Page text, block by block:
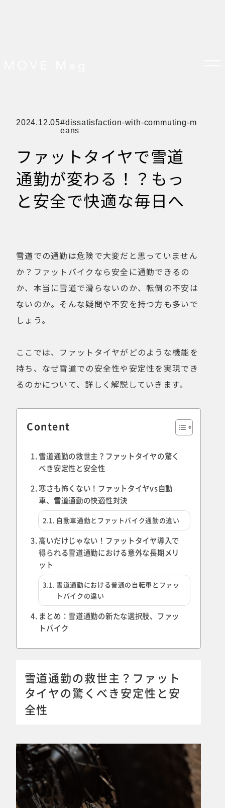
TOP
すべての記事
オプション品
お客様の声
グッズ＆オプション
クロスバイクの特徴
サイクリング ベネフィット
サイクリングする場所
サイクリング初心者
ダイエット・健康目的
法人向け
点検・修理サービス
痩せないことへの不満
移動手段
自転車通勤を検討
費用について
通勤距離・時間に対する不満
運動不足
電動自転車の特徴
MOVE XS
MOVE S
Cavet
2024.12.05
dissatisfaction-with-commuting-m
eans
ファットタイヤで雪道
通勤が変わる！？もっ
と安全で快適な毎日へ
雪道での通勤は危険で大変だと思っていません
か？ファットバイクなら安全に通勤できるの
か、本当に雪道で滑らないのか、転倒の不安は
ないのか。そんな疑問や不安を持つ方も多いで
しょう。
ここでは、ファットタイヤがどのような機能を
持ち、なぜ雪道での安全性や安定性を実現でき
るのかについて、詳しく解説していきます。
Content
雪道通勤の救世主？ファットタイヤの驚く
べき安定性と安全性
寒さも怖くない！ファットタイヤvs自動
車、雪道通勤の快適性対決
自動車通勤とファットバイク通勤の違い
高いだけじゃない！ファットタイヤ導入で
得られる雪道通勤における意外な長期メリ
ット
雪道通勤における普通の自転車とファッ
トバイクの違い
まとめ：雪道通勤の新たな選択肢、ファッ
トバイク
雪道通勤の救世主？ファット
タイヤの驚くべき安定性と安
全性